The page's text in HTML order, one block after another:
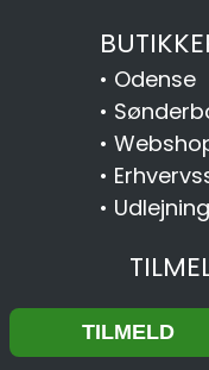
• Odense
•
•
•
• Udlejning